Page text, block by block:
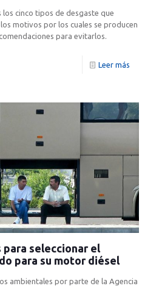
los cinco tipos de desgaste que
motivos por los cuales se producen
para evitarlos.
Leer más
para seleccionar el
para su motor diésel
ambientales por parte de la Agencia